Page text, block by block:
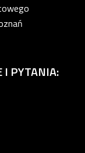
I PYTANIA: